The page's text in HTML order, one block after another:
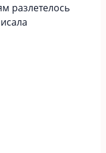
разлетелось